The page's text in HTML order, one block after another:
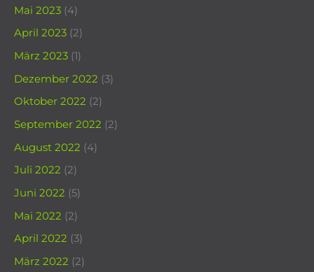
Mai 2023 (4)
April 2023 (2)
März 2023 (1)
Dezember 2022 (3)
Oktober 2022 (2)
September 2022 (2)
August 2022 (4)
Juli 2022 (2)
Juni 2022 (5)
Mai 2022 (2)
April 2022 (3)
März 2022 (2)